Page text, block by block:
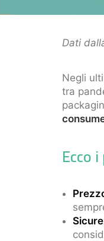
Dati
Negli
tra
Ecco